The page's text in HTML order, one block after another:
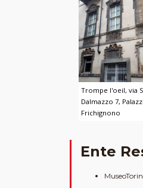
Trompe l'oeil, via
Dalmazzo 7,
Frichignono
Ente